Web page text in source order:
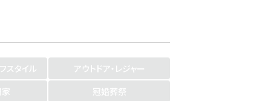
スタイル
アウトドア・レジャー
冠婚葬祭